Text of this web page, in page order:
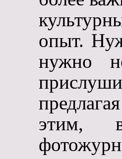
опыт.
нужно
этим,